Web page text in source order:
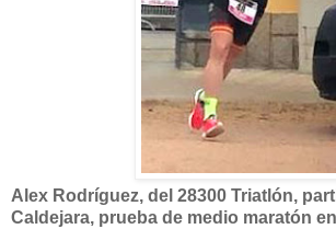
Alex Rodríguez, del 28300 Triatlón,
Caldejara, prueba de medio maratón